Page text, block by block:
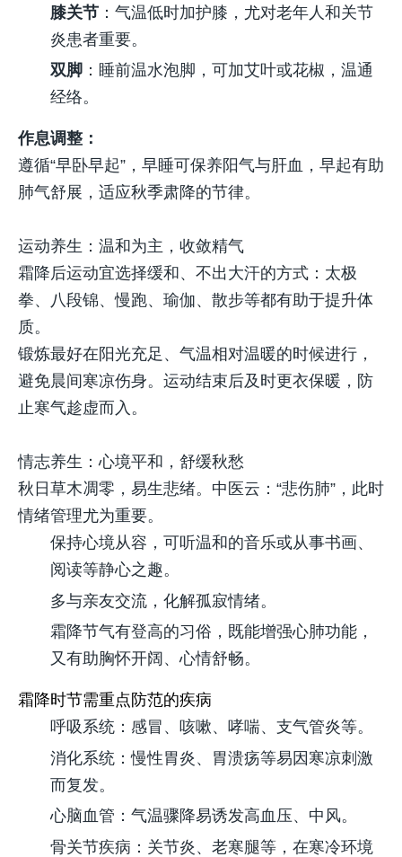
膝关节 ：气温低时加护膝，尤对老年人和关节
炎患者重要。
双脚 ：睡前温水泡脚，可加艾叶或花椒，温通
经络。
作息调整 ：
遵循“早卧早起”，早睡可保养阳气与肝血，早起有助
肺气舒展，适应秋季肃降的节律。
运动养生：温和为主，收敛精气
霜降后运动宜选择缓和、不出大汗的方式：太极
拳、八段锦、慢跑、瑜伽、散步等都有助于提升体
质。
锻炼最好在阳光充足、气温相对温暖的时候进行，
避免晨间寒凉伤身。运动结束后及时更衣保暖，防
止寒气趁虚而入。
情志养生：心境平和，舒缓秋愁
秋日草木凋零，易生悲绪。中医云：“悲伤肺”，此时
情绪管理尤为重要。
保持心境从容，可听温和的音乐或从事书画、
阅读等静心之趣。
多与亲友交流，化解孤寂情绪。
霜降节气有登高的习俗，既能增强心肺功能，
又有助胸怀开阔、心情舒畅。
霜降时节需重点防范的疾病
呼吸系统：感冒、咳嗽、哮喘、支气管炎等。
消化系统：慢性胃炎、胃溃疡等易因寒凉刺激
而复发。
心脑血管：气温骤降易诱发高血压、中风。
骨关节疾病：关节炎、老寒腿等，在寒冷环境